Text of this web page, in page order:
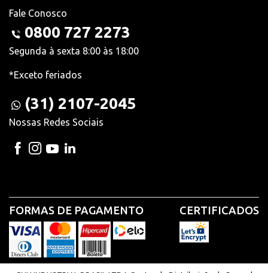
Fale Conosco
0800 727 2273
Segunda à sexta 8:00 às 18:00
*Exceto feriados
(31) 2107-2045
Nossas Redes Sociais
FORMAS DE PAGAMENTO CERTIFICADOS